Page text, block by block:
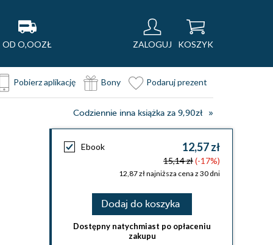
OD O,OOZŁ ZALOGUJ KOSZYK
Pobierz aplikację Bony Podaruj prezent
Codziennie inna książka za 9,90zł
Ebook 12,57 zł
15,14 zł(-17%)
12,87 zł najniższa cena z 30 dni
Dodaj do koszyka
Dostępny natychmiast po opłaceniu
zakupu